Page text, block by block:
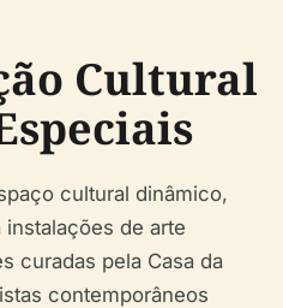
Cultural
cultural dinâmico,
de arte
curadas pela Casa da
contemporâneos